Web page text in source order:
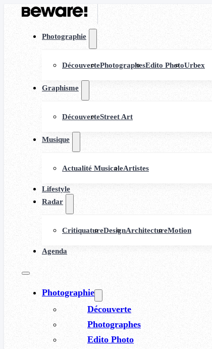
Photographie
DécouvertePhotographesEdito PhotoUrbex
Graphisme
DécouverteStreet Art
Musique
Actualité MusicaleArtistes
Lifestyle
Radar
CritiquatureDesignArchitectureMotion
Agenda
Photographie
Découverte
Photographes
Edito Photo